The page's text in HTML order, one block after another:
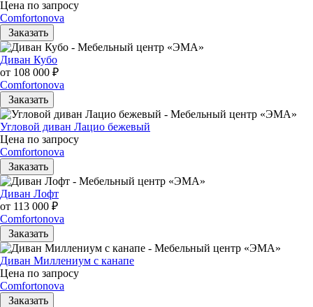
Цена по запросу
Comfortonova
Заказать
Диван Кубо
от 108 000 ₽
Comfortonova
Заказать
Угловой диван Лацио бежевый
Цена по запросу
Comfortonova
Заказать
Диван Лофт
от 113 000 ₽
Comfortonova
Заказать
Диван Миллениум с канапе
Цена по запросу
Comfortonova
Заказать